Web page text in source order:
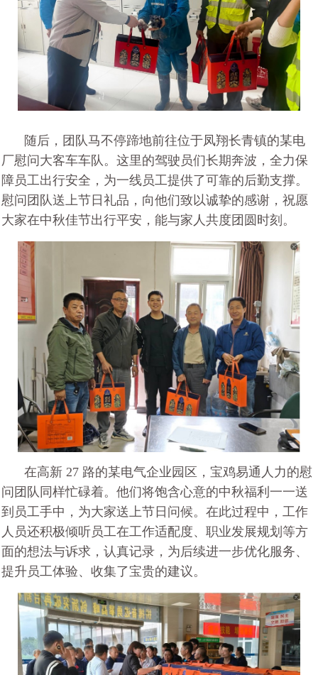
随后，团队马不停蹄地前往位于凤翔长青镇的某电
厂慰问大客车车队。这里的驾驶员们长期奔波，全力保
障员工出行安全，为一线员工提供了可靠的后勤支撑。
慰问团队送上节日礼品，向他们致以诚挚的感谢，祝愿
大家在中秋佳节出行平安，能与家人共度团圆时刻。
在高新 27 路的某电气企业园区，宝鸡易通人力的慰
问团队同样忙碌着。他们将饱含心意的中秋福利一一送
到员工手中，为大家送上节日问候。在此过程中，工作
人员还积极倾听员工在工作适配度、职业发展规划等方
面的想法与诉求，认真记录，为后续进一步优化服务、
提升员工体验、收集了宝贵的建议。